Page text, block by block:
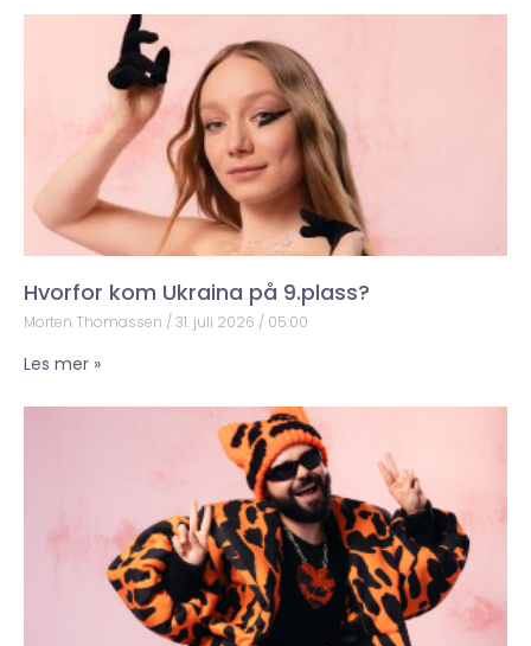
Hvorfor kom Ukraina på 9.plass?
Morten Thomassen 31. juli 2026 05:00
Les mer »